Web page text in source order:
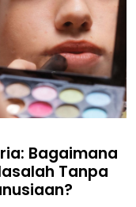
Bagaimana
Tanpa